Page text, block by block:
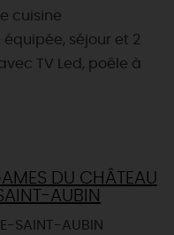
cuisine
séjour et 2
TV Led, poêle à
DU CHÂTEAU
AUBIN
SAINT-AUBIN